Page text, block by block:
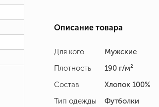
Описание товара
Для кого
Мужские
Плотность
190 г/м²
Состав
Хлопок 100%
Тип одежды
Футболки